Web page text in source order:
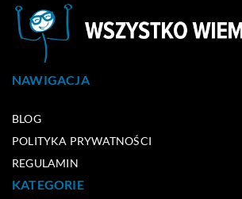
NAWIGACJA
BLOG
POLITYKA PRYWATNOŚCI
REGULAMIN
KATEGORIE